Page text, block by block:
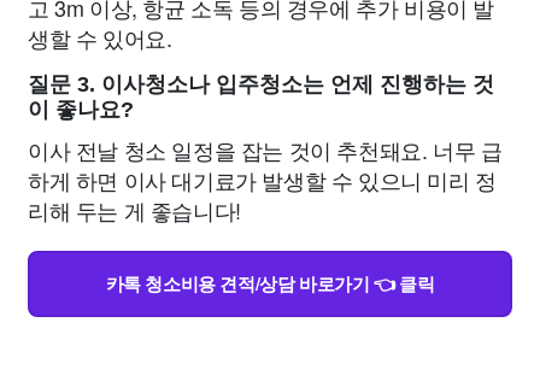
고 3m 이상, 항균 소독 등의 경우에 추가 비용이 발
생할 수 있어요.
질문 3. 이사청소나 입주청소는 언제 진행하는 것
이 좋나요?
이사 전날 청소 일정을 잡는 것이 추천돼요. 너무 급
하게 하면 이사 대기료가 발생할 수 있으니 미리 정
리해 두는 게 좋습니다!
카톡 청소비용 견적/상담 바로가기 👈 클릭